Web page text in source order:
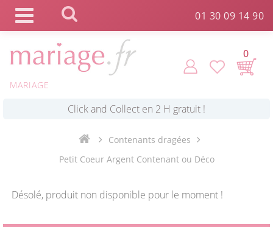
01 30 09 14 90
MARIAGE
0
Commande expédiée en 24h !
Click and Collect en 2 H gratuit !
Payez votre commande en 4X sans frais *
Contenants dragées
Petit Coeur Argent Contenant ou Déco
Désolé, produit non disponible pour le moment !
Panneau de gestion des cookies